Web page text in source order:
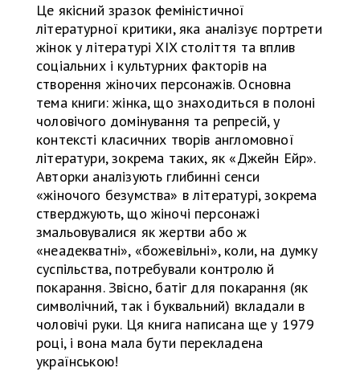
Це якісний зразок феміністичної
літературної критики, яка аналізує портрети
жінок у літературі XIX століття та вплив
соціальних і культурних факторів на
створення жіночих персонажів. Основна
тема книги: жінка, що знаходиться в полоні
чоловічого домінування та репресій, у
контексті класичних творів англомовної
літератури, зокрема таких, як «Джейн Ейр».
Авторки аналізують глибинні сенси
«жіночого безумства» в літературі, зокрема
стверджують, що жіночі персонажі
змальовувалися як жертви або ж
«неадекватні», «божевільні», коли, на думку
суспільства, потребували контролю й
покарання. Звісно, батіг для покарання (як
символічний, так і буквальний) вкладали в
чоловічі руки. Ця книга написана ще у 1979
році, і вона мала бути перекладена
українською!